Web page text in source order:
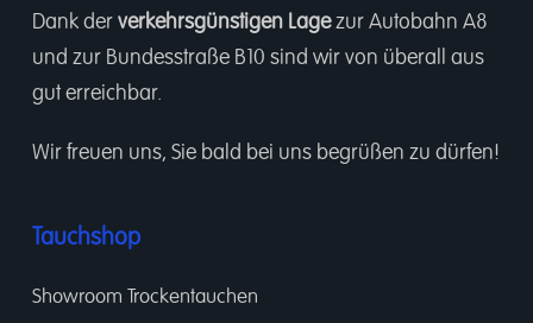
Dank der verkehrsgünstigen Lagezur Autobahn A8
und zur Bundesstraße B10 sind wir von überall aus
gut erreichbar.
Wir freuen uns, Sie bald bei uns begrüßen zu dürfen!
Tauchshop
Showroom Trockentauchen